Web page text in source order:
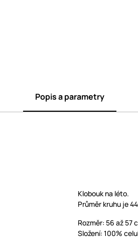
Popis a parametry
Klobouk na léto.
Průměr kruhu je
Rozměr: 56 až 57
Složení: 100%